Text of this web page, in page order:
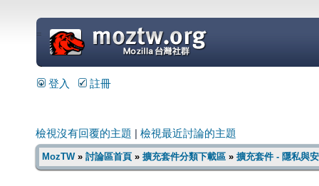
=
登入 註冊
檢視沒有回覆的主題 檢視最近討論的主題
MozTW» 討論區首頁 » 擴充套件分類下載區 » 擴充套件 - 隱私與